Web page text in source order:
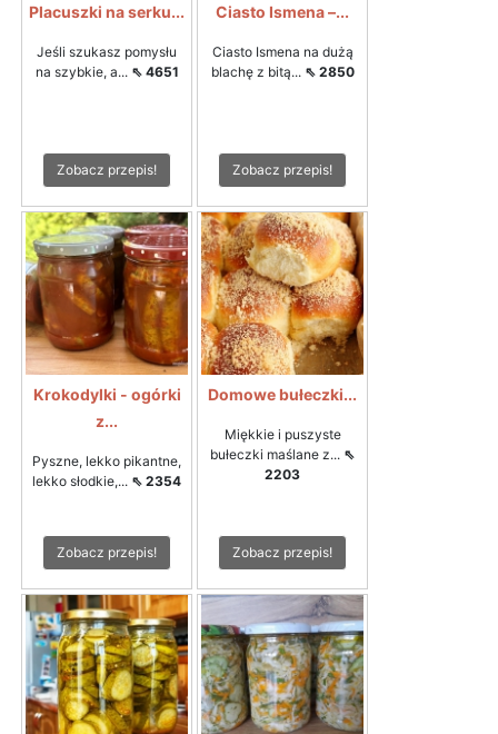
Placuszki na serku...
Jeśli szukasz pomysłu
na szybkie, a... ⇖ 4651
Zobacz przepis!
Ciasto Ismena –...
Ciasto Ismena na dużą
blachę z bitą... ⇖ 2850
Zobacz przepis!
Krokodylki - ogórki
z...
Pyszne, lekko pikantne,
lekko słodkie,... ⇖ 2354
Zobacz przepis!
Domowe bułeczki...
Miękkie i puszyste
bułeczki maślane z... ⇖
2203
Zobacz przepis!